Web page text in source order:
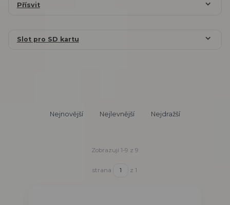
Přísvit
Slot pro SD kartu
Nejnovější Nejlevnější Nejdražší
Zobrazuji 1-9 z 9
strana z 1